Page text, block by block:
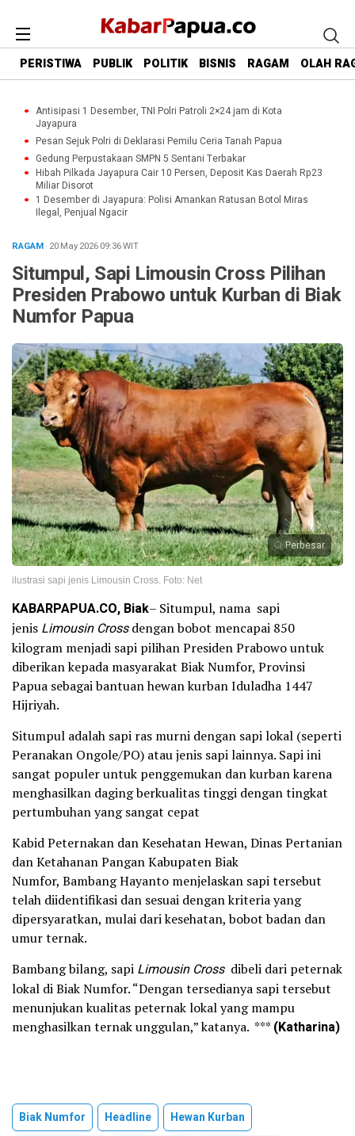
PERISTIWA PUBLIK POLITIK BISNIS RAGAM OLAH
Antisipasi 1 Desember, TNI Polri Patroli 2×24 jam di Kota
Jayapura
Pesan Sejuk Polri di Deklarasi Pemilu Ceria Tanah Papua
Gedung Perpustakaan SMPN 5 Sentani Terbakar
Hibah Pilkada Jayapura Cair 10 Persen, Deposit Kas Daerah Rp23
Miliar Disorot
1 Desember di Jayapura: Polisi Amankan Ratusan Botol Miras
Ilegal, Penjual Ngacir
RAGAM· 20 May 202609:36WIT
Situmpul, Sapi Limousin Cross Pilihan
Presiden Prabowo untuk Kurban di Biak
Numfor Papua
Perbesar
ilustrasi sapi jenis Limousin Cross. Foto: Net
KABARPAPUA.CO, Biak– Situmpul, nama sapi
jenis Limousin Crossdengan bobot mencapai 850
kilogram menjadi sapi pilihan Presiden Prabowo untuk
diberikan kepada masyarakat Biak Numfor, Provinsi
Papua sebagai bantuan hewan kurban Iduladha 1447
Hijriyah.
Situmpul adalah sapi ras murni dengan sapi lokal (seperti
Peranakan Ongole/PO) atau jenis sapi lainnya. Sapi ini
sangat populer untuk penggemukan dan kurban karena
menghasilkan daging berkualitas tinggi dengan tingkat
pertumbuhan yang sangat cepat
Kabid Peternakan dan Kesehatan Hewan, Dinas Pertanian
dan Ketahanan Pangan Kabupaten Biak
Numfor, Bambang Hayanto menjelaskan sapi tersebut
telah diidentifikasi dan sesuai dengan kriteria yang
dipersyaratkan, mulai dari kesehatan, bobot badan dan
umur ternak.
Bambang bilang, sapi Limousin Cross dibeli dari peternak
lokal di Biak Numfor. “Dengan tersedianya sapi tersebut
menunjukan kualitas peternak lokal yang mampu
menghasilkan ternak unggulan,” katanya. *** (Katharina)
Biak Numfor Headline
Hewan Kurban